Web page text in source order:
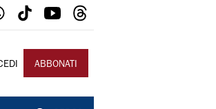
ABBONATI